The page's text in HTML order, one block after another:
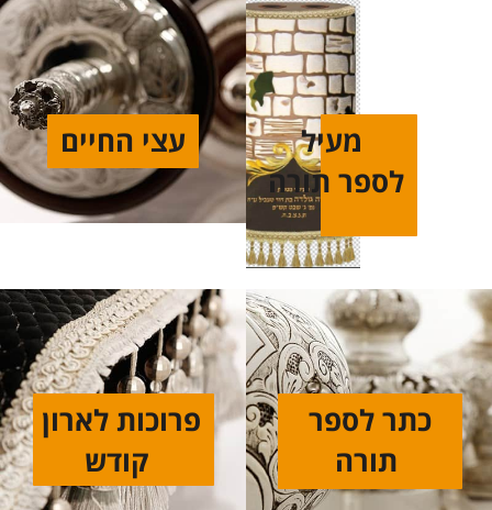
מעיל
לספר תורה
עצי החיים
כתר לספר
תורה
פרוכות לארון
קודש